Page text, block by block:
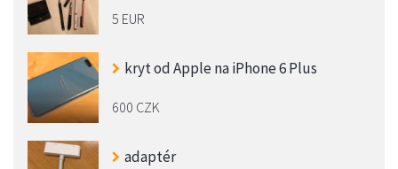
5 EUR
kryt od Apple na iPhone 6 Plus
600 CZK
adaptér